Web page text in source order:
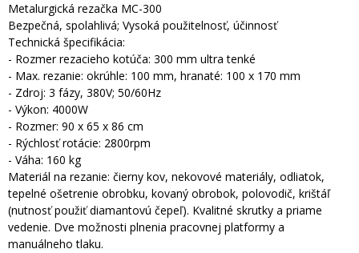
Metalurgická rezačka MC-300
Bezpečná, spolahlivá; Vysoká použitelnosť, účinnosť
Technická špecifikácia:
- Rozmer rezacieho kotúča: 300 mm ultra tenké
- Max. rezanie: okrúhle: 100 mm, hranaté: 100 x 170 mm
- Zdroj: 3 fázy, 380V; 50/60Hz
- Výkon: 4000W
- Rozmer: 90 x 65 x 86 cm
- Rýchlosť rotácie: 2800rpm
- Váha: 160 kg
Materiál na rezanie: čierny kov, nekovové materiály, odliatok,
tepelné ošetrenie obrobku, kovaný obrobok, polovodič, krištáľ
(nutnosť použiť diamantovú čepeľ). Kvalitné skrutky a priame
vedenie. Dve možnosti plnenia pracovnej platformy a
manuálneho tlaku.